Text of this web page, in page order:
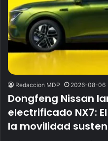
Redaccion MDP 2026-08-06
Dongfeng Nissan
electrificado NX7:
la movilidad